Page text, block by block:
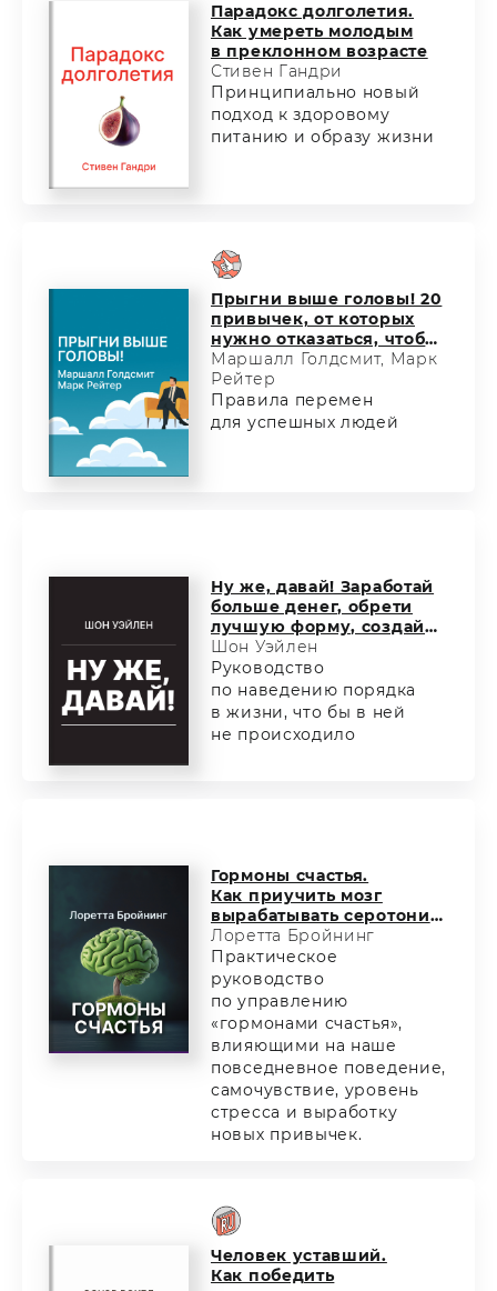
Парадокс долголетия.
Как умереть молодым
в преклонном возрасте
Стивен Гандри
Принципиально новый
подход к здоровому
питанию и образу жизни
Прыгни выше головы! 20
привычек, от которых
нужно отказаться, чтобы
покорить вершину
успеха
Маршалл Голдсмит, Марк
Рейтер
Правила перемен
для успешных людей
Ну же, давай! Заработай
больше денег, обрети
лучшую форму, создай
эпичные отношения
и управляй своей
жизнью!
Шон Уэйлен
Руководство
по наведению порядка
в жизни, что бы в ней
не происходило
Гормоны счастья.
Как приучить мозг
вырабатывать серотонин,
дофамин, эндорфин
и окситоцин
Лоретта Бройнинг
Практическое
руководство
по управлению
«гормонами счастья»,
влияющими на наше
повседневное поведение,
самочувствие, уровень
стресса и выработку
новых привычек.
Человек уставший.
Как победить